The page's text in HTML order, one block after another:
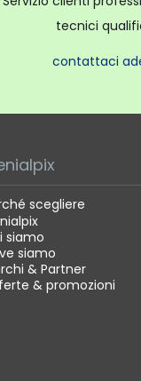
tecnici
contattaci
scegliere
siamo
siamo
& Partner
& promozioni